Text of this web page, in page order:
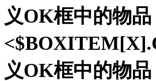
义OK框中的物
义OK框中的物